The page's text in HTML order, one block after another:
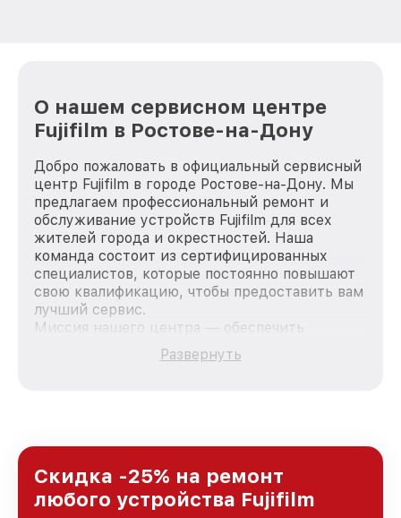
О нашем сервисном центре
Fujifilm в Ростове-на-Дону
Добро пожаловать в официальный сервисный
центр Fujifilm в городе Ростове-на-Дону. Мы
предлагаем профессиональный ремонт и
обслуживание устройств Fujifilm для всех
жителей города и окрестностей. Наша
команда состоит из сертифицированных
специалистов, которые постоянно повышают
свою квалификацию, чтобы предоставить вам
лучший сервис.
Миссия нашего центра — обеспечить
качественный и доступный ремонт для
каждого пользователя продукции Fujifilm, вне
Ростове-на-Дону, постоянно повышая уровень
доверия и лояльности наших клиентов.
Развернуть
Скидка -25% на ремонт
любого устройства Fujifilm